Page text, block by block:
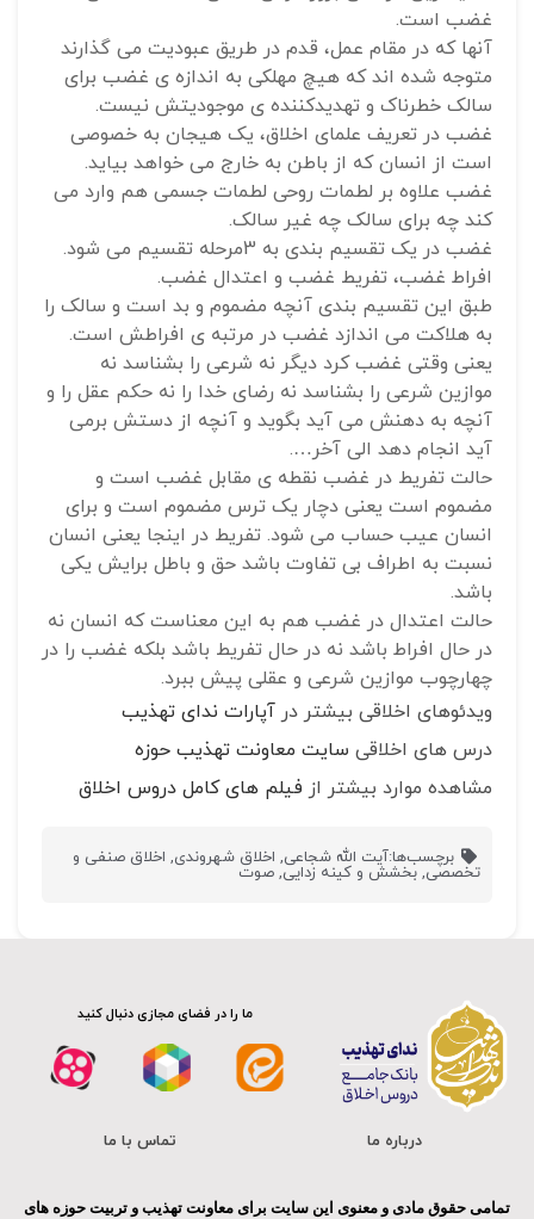
غضب است.
آنها که در مقام عمل، قدم در طریق عبودیت می گذارند
متوجه شده اند که هیچ مهلکی به اندازه ی غضب برای
سالک خطرناک و تهدیدکننده ی موجودیتش نیست.
غضب در تعریف علمای اخلاق، یک هیجان به خصوصی
است از انسان که از باطن به خارج می خواهد بیاید.
غضب علاوه بر لطمات روحی لطمات جسمی هم وارد می
کند چه برای سالک چه غیر سالک.
غضب در یک تقسیم بندی به 3مرحله تقسیم می شود.
افراط غضب، تفریط غضب و اعتدال غضب.
طبق این تقسیم بندی آنچه مضموم و بد است و سالک را
به هلاکت می اندازد غضب در مرتبه ی افراطش است.
یعنی وقتی غضب کرد دیگر نه شرعی را بشناسد نه
موازین شرعی را بشناسد نه رضای خدا را نه حکم عقل را و
آنچه به دهنش می آید بگوید و آنچه از دستش برمی
آید انجام دهد الی آخر….
حالت تفریط در غضب نقطه ی مقابل غضب است و
مضموم است یعنی دچار یک ترس مضموم است و برای
انسان عیب حساب می شود. تفریط در اینجا یعنی انسان
نسبت به اطراف بی تفاوت باشد حق و باطل برایش یکی
باشد.
حالت اعتدال در غضب هم به این معناست که انسان نه
در حال افراط باشد نه در حال تفریط باشد بلکه غضب را در
چهارچوب موازین شرعی و عقلی پیش ببرد.
ویدئوهای اخلاقی بیشتر در آپارات ندای تهذیب
درس های اخلاقی سایت معاونت تهذیب حوزه
مشاهده موارد بیشتر از فیلم های کامل دروس اخلاق
برچسب‌ها:آیت الله شجاعی, اخلاق شهروندی, اخلاق صنفی و
تخصصی, بخشش و کینه زدایی, صوت
ما را در فضای مجازی دنبال کنید
درباره ما تماس با ما
تمامی حقوق مادی و معنوی این سایت برای معاونت تهذیب و تربیت حوزه های